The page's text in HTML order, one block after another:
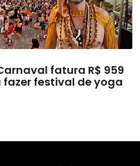
fatura R$ 959
fazer festival de yoga